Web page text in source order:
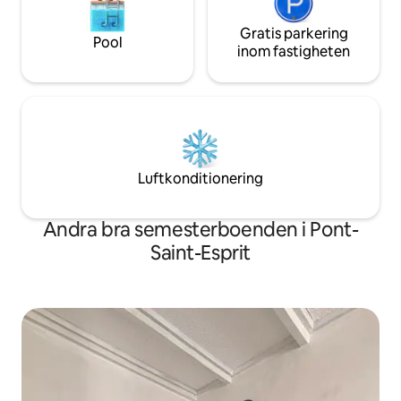
restauranger och bagerier med
natursköna promenadstigar överallt.
parkering finns på kyrkotorget nedanför
byn och busstrafik till Avignon, Banyols
Avignon TGV järnvägsstation och
ungefär en timme från flygplatserna
Marseille, Nimes eller Montpellier.
Stugorna är helt privata och lugna.
Pool
Gratis parkering
inom fastigheten
Luftkonditionering
Andra bra semesterboenden i Pont-
Saint-Esprit